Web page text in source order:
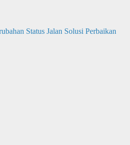
Status Jalan Solusi Perbaikan